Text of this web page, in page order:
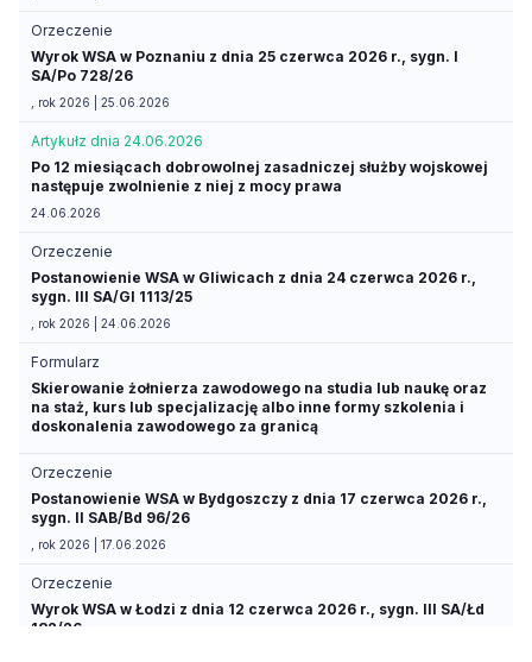
Orzeczenie
Wyrok WSA w Poznaniu z dnia 25 czerwca 2026 r., sygn. I
SA/Po 728/26
, rok 2026 | 25.06.2026
Artykułz dnia 24.06.2026
Po 12 miesiącach dobrowolnej zasadniczej służby wojskowej
następuje zwolnienie z niej z mocy prawa
24.06.2026
Orzeczenie
Postanowienie WSA w Gliwicach z dnia 24 czerwca 2026 r.,
sygn. III SA/Gl 1113/25
, rok 2026 | 24.06.2026
Formularz
Skierowanie żołnierza zawodowego na studia lub naukę oraz
na staż, kurs lub specjalizację albo inne formy szkolenia i
doskonalenia zawodowego za granicą
Orzeczenie
Postanowienie WSA w Bydgoszczy z dnia 17 czerwca 2026 r.,
sygn. II SAB/Bd 96/26
, rok 2026 | 17.06.2026
Orzeczenie
Wyrok WSA w Łodzi z dnia 12 czerwca 2026 r., sygn. III SA/Łd
182/26